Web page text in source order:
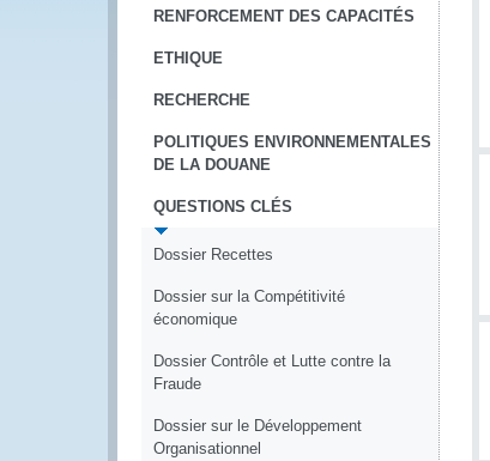
RENFORCEMENT DES CAPACITÉS
ETHIQUE
RECHERCHE
POLITIQUES ENVIRONNEMENTALES
DE LA DOUANE
QUESTIONS CLÉS
Dossier Recettes
Dossier sur la Compétitivité
économique
Dossier Contrôle et Lutte contre la
Fraude
Dossier sur le Développement
Organisationnel